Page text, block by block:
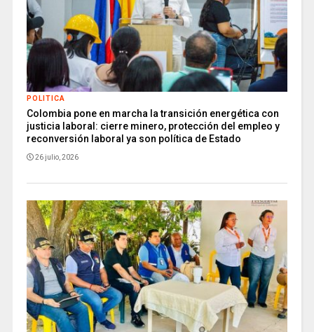
POLITICA
Colombia pone en marcha la transición energética con
justicia laboral: cierre minero, protección del empleo y
reconversión laboral ya son política de Estado
26 julio, 2026